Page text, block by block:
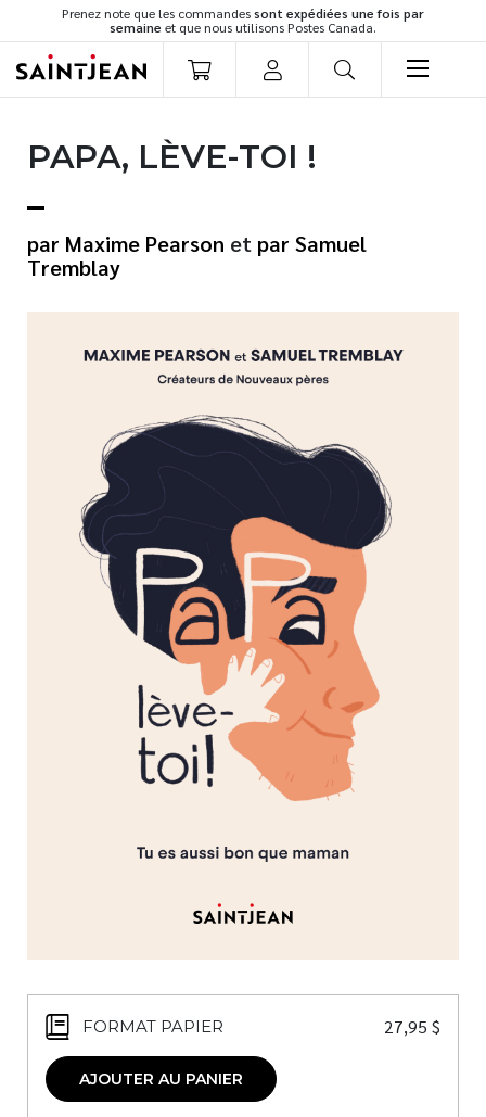
Prenez note que les commandessont expédiées une fois par
semaine et que nous utilisons Postes Canada.
Romans
Développement personnel
Littérature jeunesse
Culture générale
Nouveautés
Numérique
Livres audio
Meilleurs vendeurs
PAPA, LÈVE-TOI !
Maxime Pearson et
Samuel
Tremblay
FORMAT PAPIER 27,95 $
AJOUTER AU PANIER